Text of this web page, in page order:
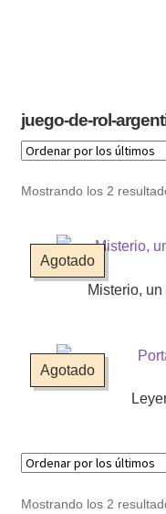
juego-de-rol-
Mostrando los 2
Agotado
Misterio,
Agotado
Mostrando los 2